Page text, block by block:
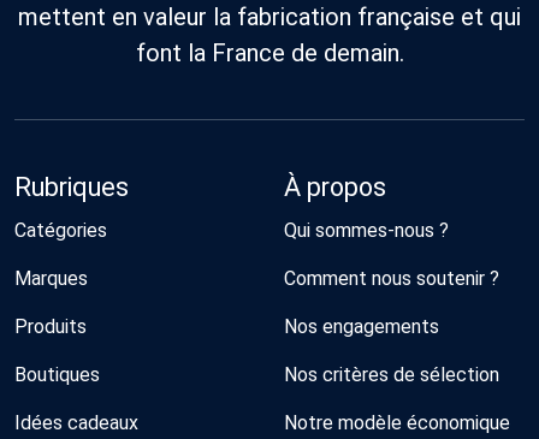
mettent en valeur la fabrication française et qui
font la France de demain.
Rubriques
Catégories
Marques
Produits
Boutiques
Idées cadeaux
À propos
Qui sommes-nous ?
Comment nous soutenir ?
Nos engagements
Nos critères de sélection
Notre modèle économique